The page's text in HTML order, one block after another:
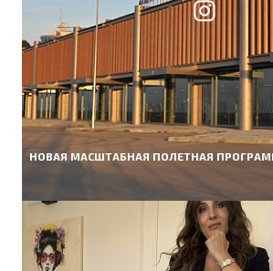
НОВАЯ МАСШТАБНАЯ ПОЛЕТНАЯ